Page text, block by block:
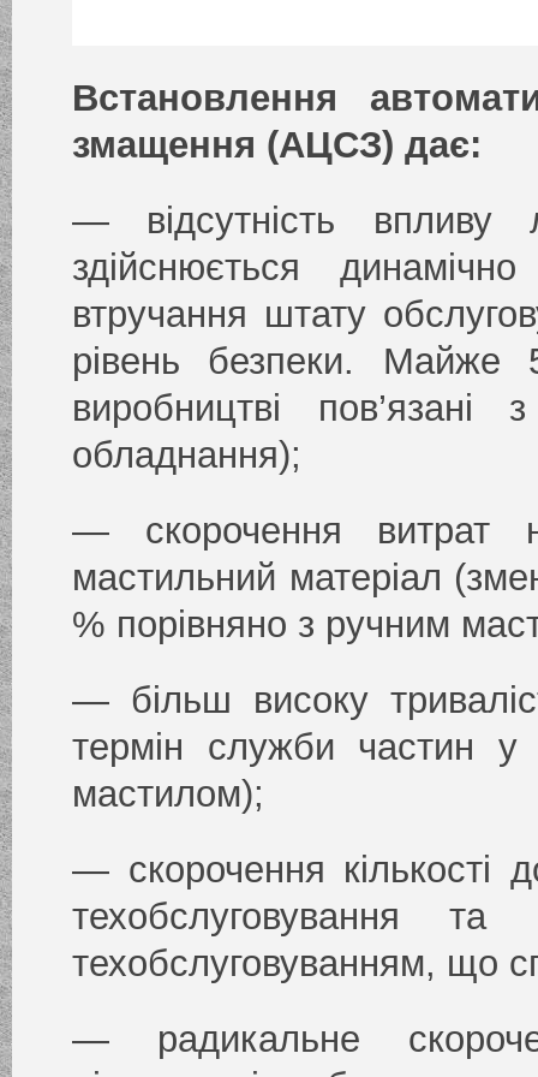
Встановлення
змащення (АЦСЗ) дає:
— відсутність впливу
здійснюється
втручання штату
рівень безпеки. Майже
виробництві
обладнання);
— скорочення витрат
мастильний матеріал
% порівняно з ручним
— більш високу
термін служби частин у
мастилом);
— скорочення кількості
техобслуговування
техобслуговуванням, що
— радикальне